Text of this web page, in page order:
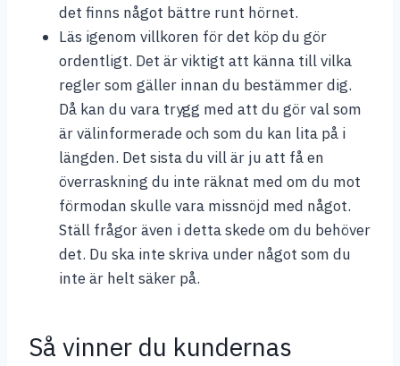
det finns något bättre runt hörnet.
Läs igenom villkoren för det köp du gör
ordentligt. Det är viktigt att känna till vilka
regler som gäller innan du bestämmer dig.
Då kan du vara trygg med att du gör val som
är välinformerade och som du kan lita på i
längden. Det sista du vill är ju att få en
överraskning du inte räknat med om du mot
förmodan skulle vara missnöjd med något.
Ställ frågor även i detta skede om du behöver
det. Du ska inte skriva under något som du
inte är helt säker på.
Så vinner du kundernas